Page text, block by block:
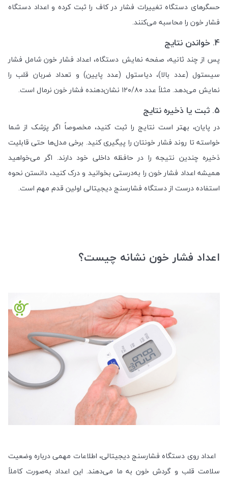
حسگرهای دستگاه تغییرات فشار در کاف را ثبت کرده و اعداد دستگاه
فشار خون را محاسبه می‌کنند.
4. خواندن نتایج
پس از چند ثانیه، صفحه نمایش دستگاه، اعداد فشار خون شامل فشار
سیستول (عدد بالا)، دیاستول (عدد پایین) و تعداد ضربان قلب را
نمایش می‌دهد. مثلاً عدد ۱۲۰/۸۰ نشان‌دهنده فشار خون نرمال است.
5. ثبت یا ذخیره نتایج
در پایان، بهتر است نتایج را ثبت کنید، مخصوصاً اگر پزشک از شما
خواسته تا روند فشار خونتان را پیگیری کنید. برخی مدل‌ها حتی قابلیت
ذخیره چندین نتیجه را در حافظه داخلی خود دارند. اگر می‌خواهید
همیشه اعداد فشار خون را به‌درستی بخوانید و درک کنید، دانستن نحوه
استفاده درست از دستگاه فشارسنج دیجیتالی اولین قدم مهم است.
اعداد فشار خون نشانه چیست؟
اعداد روی دستگاه فشارسنج دیجیتالی، اطلاعات مهمی درباره وضعیت
سلامت قلب و گردش خون به ما می‌دهند. این اعداد به‌صورت کاملاً